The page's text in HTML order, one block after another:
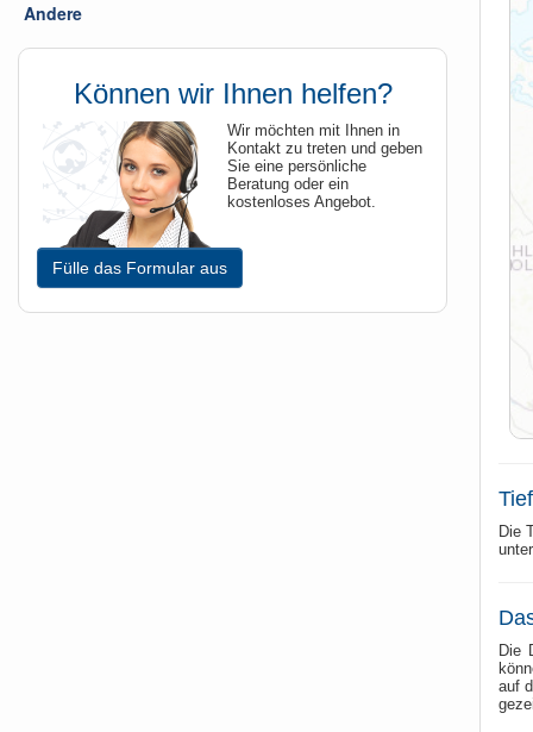
Die
Die
auf
Andere
Können wir Ihnen helfen?
Wir möchten mit Ihnen in
Kontakt zu treten und geben
Sie eine persönliche
Beratung oder ein
kostenloses Angebot.
Fülle das Formular aus